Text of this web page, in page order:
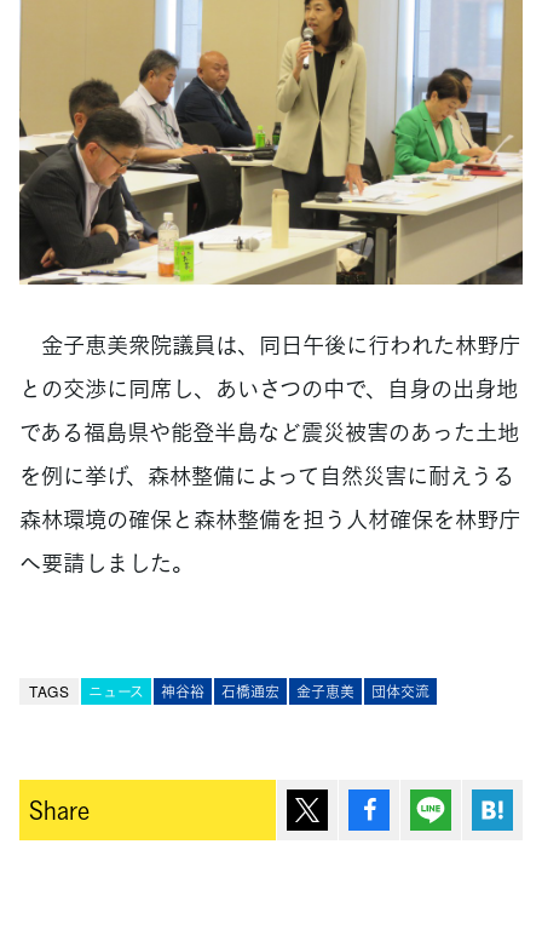
金子恵美衆院議員は、同日午後に行われた林野庁
との交渉に同席し、あいさつの中で、自身の出身地
である福島県や能登半島など震災被害のあった土地
を例に挙げ、森林整備によって自然災害に耐えうる
森林環境の確保と森林整備を担う人材確保を林野庁
へ要請しました。
TAGS ニュース 神谷裕 石橋通宏 金子恵美 団体交流
Share ポスト シェア Lineで送